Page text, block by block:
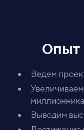
Опыт
Ведем
Выводим